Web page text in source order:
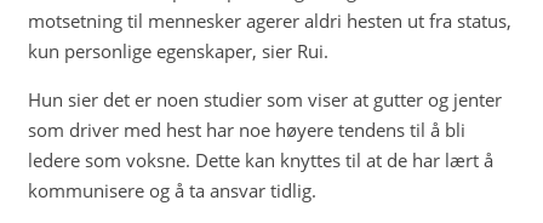
motsetning til mennesker agerer aldri hesten ut fra status,
kun personlige egenskaper, sier Rui.
Hun sier det er noen studier som viser at gutter og jenter
som driver med hest har noe høyere tendens til å bli
ledere som voksne. Dette kan knyttes til at de har lært å
kommunisere og å ta ansvar tidlig.